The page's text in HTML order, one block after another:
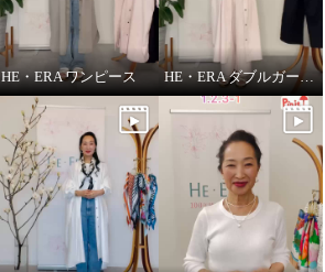
HE・ERA ワンピース HE・ERA ダブルガーゼ パンツ